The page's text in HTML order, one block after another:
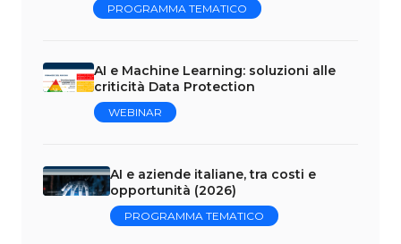
PROGRAMMA TEMATICO
AI e Machine Learning: soluzioni alle
criticità Data Protection
WEBINAR
AI e aziende italiane, tra costi e
opportunità (2026)
PROGRAMMA TEMATICO